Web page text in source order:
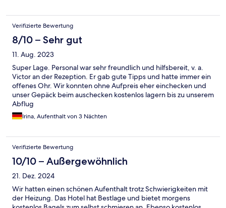
Verifizierte Bewertung
8/10 – Sehr gut
11. Aug. 2023
Super Lage. Personal war sehr freundlich und hilfsbereit, v. a.
Victor an der Rezeption. Er gab gute Tipps und hatte immer ein
offenes Ohr. Wir konnten ohne Aufpreis eher einchecken und
unser Gepäck beim auschecken kostenlos lagern bis zu unserem
Abflug
Irina, Aufenthalt von 3 Nächten
Verifizierte Bewertung
10/10 – Außergewöhnlich
21. Dez. 2024
Wir hatten einen schönen Aufenthalt trotz Schwierigkeiten mit
der Heizung. Das Hotel hat Bestlage und bietet morgens